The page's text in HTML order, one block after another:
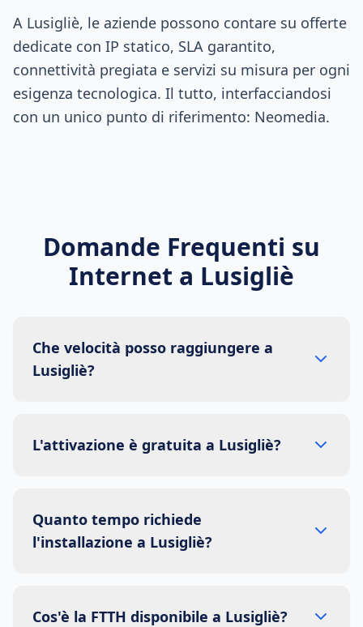
A Lusigliè, le aziende possono contare su offerte
dedicate con IP statico, SLA garantito,
connettività pregiata e servizi su misura per ogni
esigenza tecnologica. Il tutto, interfacciandosi
con un unico punto di riferimento: Neomedia.
Domande Frequenti su
Internet a Lusigliè
Che velocità posso raggiungere a
Lusigliè?
L'attivazione è gratuita a Lusigliè?
Quanto tempo richiede
l'installazione a Lusigliè?
Cos'è la FTTH disponibile a Lusigliè?